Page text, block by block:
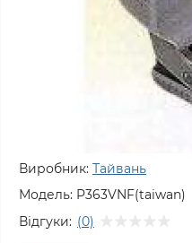
Виробник: Тайвань
Модель: P363VNF(taiwan)
Відгуки: (0)